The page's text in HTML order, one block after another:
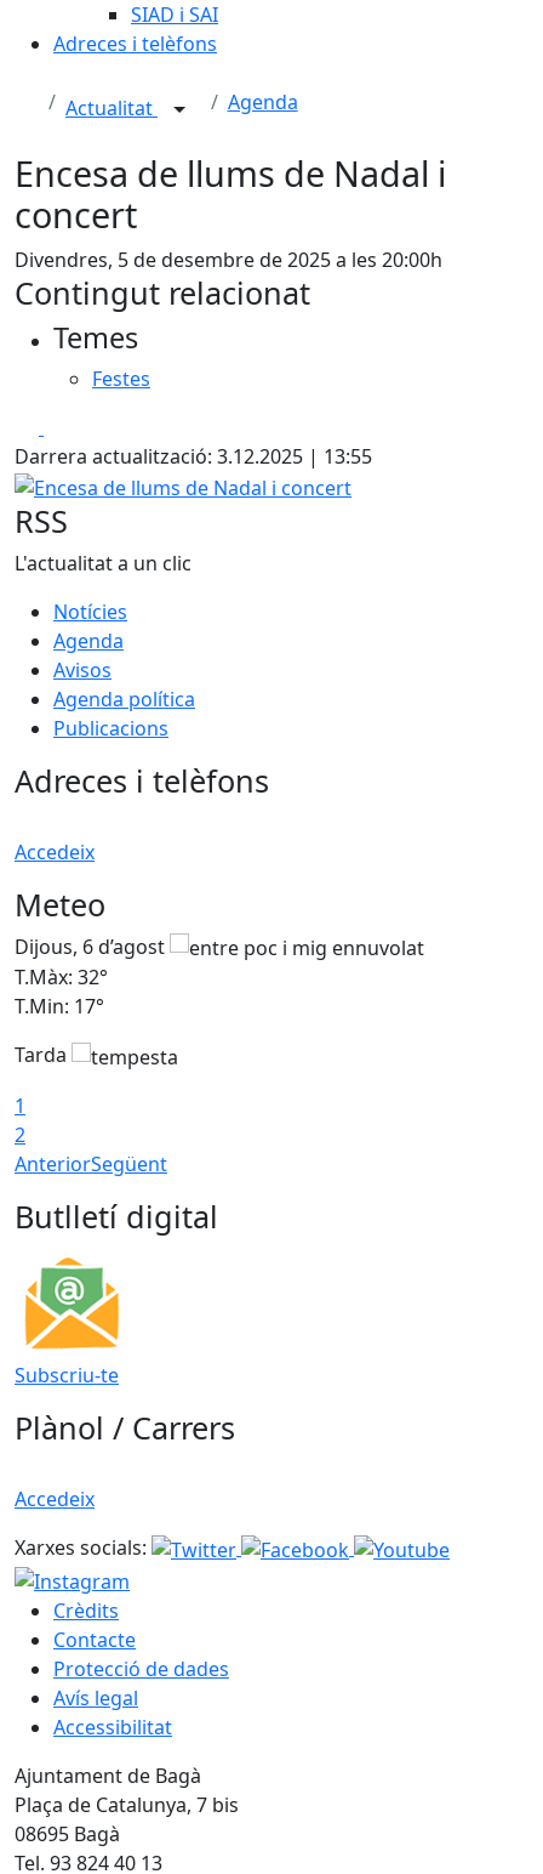
SIAD i SAI
Adreces i telèfons
Actualitat Agenda
Encesa de llums de Nadal i
concert
Divendres, 5 de desembre de 2025 a les 20:00h
Contingut relacionat
Temes
Festes
Darrera actualització: 3.12.2025 | 13:55
Encesa de llums de Nadal i concert
RSS
L'actualitat a un clic
Notícies
Agenda
Avisos
Agenda política
Publicacions
Adreces i telèfons
Accedeix
Meteo
Dijous, 6 d’agost
T.Màx: 32°
T.Min: 17°
Tarda
1
2
AnteriorSegüent
Butlletí digital
Subscriu-te
Plànol / Carrers
Accedeix
Xarxes socials:
Crèdits
Contacte
Protecció de dades
Avís legal
Accessibilitat
Ajuntament de Bagà
Plaça de Catalunya, 7 bis
08695 Bagà
Tel. 93 824 40 13